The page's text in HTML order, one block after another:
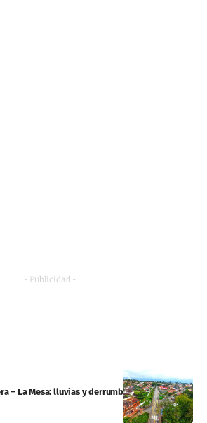
- Publicidad -
– La Mesa: lluvias y derrumbes obligan a